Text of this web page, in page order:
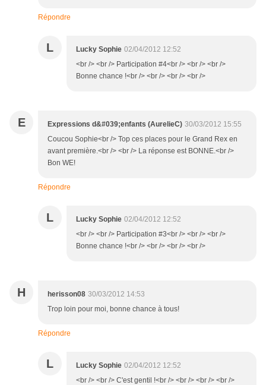
Répondre
L Lucky Sophie 02/04/2012 12:52
<br /> <br /> Participation #4<br /> <br /> <br />
Bonne chance !<br /> <br /> <br /> <br />
E Expressions d&#039;enfants (AurelieC) 30/03/2012 15:55
Coucou Sophie<br /> Top ces places pour le Grand Rex en
avant première.<br /> <br /> La réponse est BONNE.<br />
Bon WE!
Répondre
L Lucky Sophie 02/04/2012 12:52
<br /> <br /> Participation #3<br /> <br /> <br />
Bonne chance !<br /> <br /> <br /> <br />
H herisson08 30/03/2012 14:53
Trop loin pour moi, bonne chance à tous!
Répondre
L Lucky Sophie 02/04/2012 12:52
<br /> <br /> C'est gentil !<br /> <br /> <br /> <br />